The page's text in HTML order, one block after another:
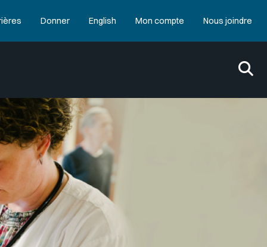
Donner English Mon compte Nous joindre